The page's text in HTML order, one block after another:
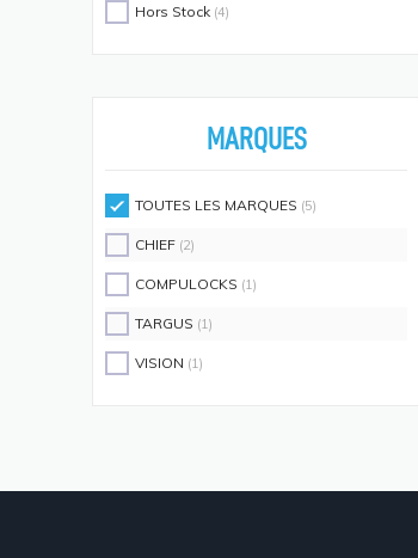
Disques SSD (558)
Téléphones Portables
Modules De Mémoire
Frais D'aide Et Maintenance (386)
Hors Stock (4)
MARQUES
TOUTES LES MARQUES (5)
CHIEF (2)
COMPULOCKS (1)
TARGUS (1)
VISION (1)